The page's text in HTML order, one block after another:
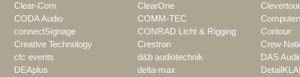
Clear-Com ClearOne
CODA Audio COMM-TEC
connectSignage CONRAD Licht & Rigging
Contour
Creative Technology Crestron
Crew
ctc events d&b audiotechnik
DAS
DEAplus delta-max